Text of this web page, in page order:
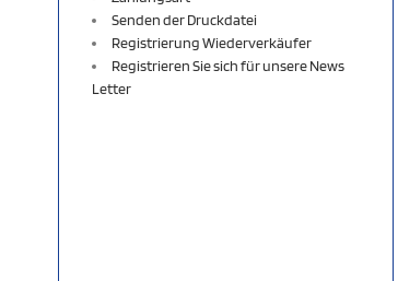
Senden der Druckdatei
Registrierung Wiederverkäufer
Registrieren Sie sich für unsere News
Letter